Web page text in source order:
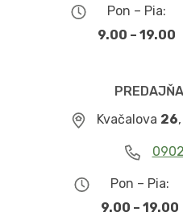
Pon – Pia:
9.00 – 19.00
Kvačalova 26
Pon – Pia:
9.00 – 19.00